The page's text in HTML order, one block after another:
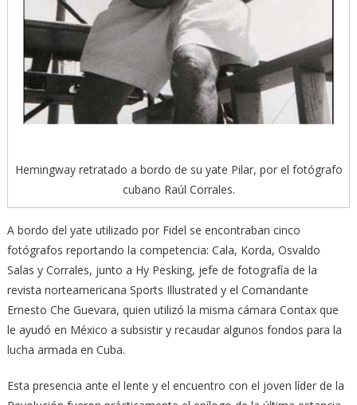
Hemingway retratado a bordo de su yate Pilar, por el fotógrafo
cubano Raúl Corrales.
A bordo del yate utilizado por Fidel se encontraban cinco
fotógrafos reportando la competencia: Cala, Korda, Osvaldo
Salas y Corrales, junto a Hy Pesking, jefe de fotografía de la
revista norteamericana Sports Illustrated y el Comandante
Ernesto Che Guevara, quien utilizó la misma cámara Contax que
le ayudó en México a subsistir y recaudar algunos fondos para la
lucha armada en Cuba.
Esta presencia ante el lente y el encuentro con el joven líder de la